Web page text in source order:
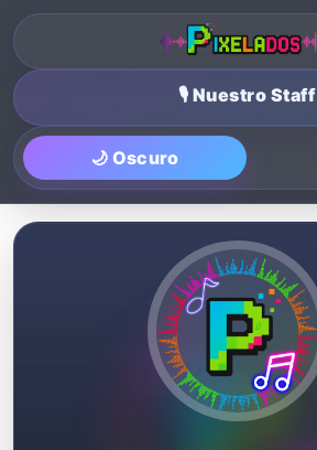
🎙️ Nuestro Staff
🌙 Oscuro
💞